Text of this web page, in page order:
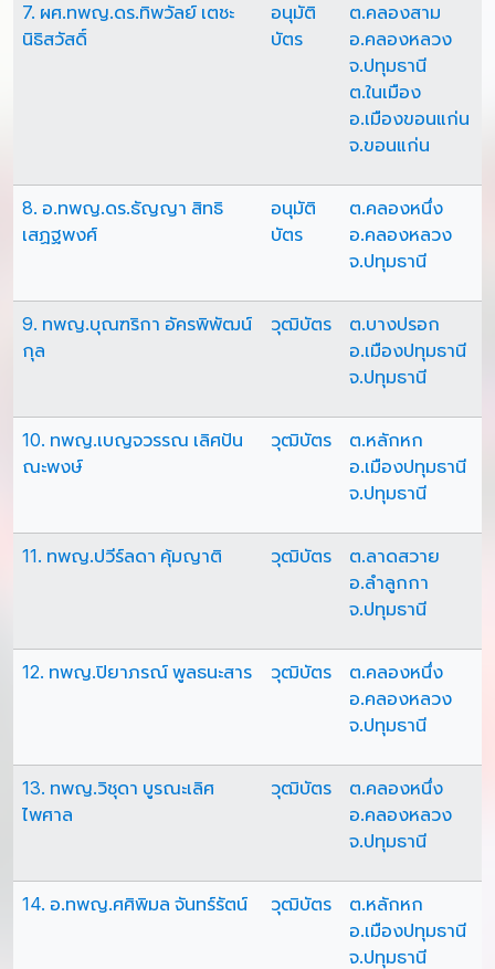
7. ผศ.ทพญ.ดร.ทิพวัลย์ เตชะ
นิธิสวัสดิ์
อนุมัติ
บัตร
ต.คลองสาม
อ.คลองหลวง
จ.ปทุมธานี
ต.ในเมือง
อ.เมืองขอนแก่น
จ.ขอนแก่น
8. อ.ทพญ.ดร.ธัญญา สิทธิ
เสฏฐพงศ์
อนุมัติ
บัตร
ต.คลองหนึ่ง
อ.คลองหลวง
จ.ปทุมธานี
9. ทพญ.บุณฑริกา อัครพิพัฒน์
กุล
วุฒิบัตร
ต.บางปรอก
อ.เมืองปทุมธานี
จ.ปทุมธานี
10. ทพญ.เบญจวรรณ เลิศปัน
ณะพงษ์
วุฒิบัตร
ต.หลักหก
อ.เมืองปทุมธานี
จ.ปทุมธานี
11. ทพญ.ปวีร์ลดา คุ้มญาติ วุฒิบัตร
ต.ลาดสวาย
อ.ลำลูกกา
จ.ปทุมธานี
12. ทพญ.ปิยาภรณ์ พูลธนะสาร วุฒิบัตร
ต.คลองหนึ่ง
อ.คลองหลวง
จ.ปทุมธานี
13. ทพญ.วิชุดา บูรณะเลิศ
ไพศาล
วุฒิบัตร
ต.คลองหนึ่ง
อ.คลองหลวง
จ.ปทุมธานี
14. อ.ทพญ.ศศิพิมล จันทร์รัตน์ วุฒิบัตร
ต.หลักหก
อ.เมืองปทุมธานี
จ.ปทุมธานี